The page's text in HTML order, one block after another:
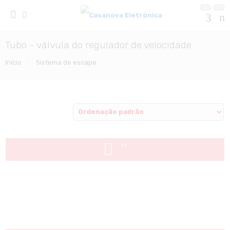
Tubo - válvula do regulador de velocidade
Início Sistema de escape